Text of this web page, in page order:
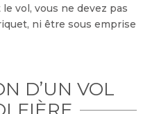
vol, vous ne devez pas
ni être sous emprise
D’UN VOL